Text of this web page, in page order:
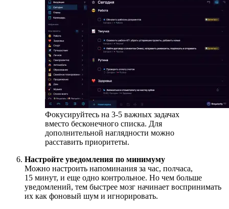
Фокусируйтесь на 3-5 важных задачах
вместо бесконечного списка. Для
дополнительной наглядности можно
расставить приоритеты.
Настройте уведомления по минимуму
Можно настроить напоминания за час, полчаса,
15 минут, и еще одно контрольное. Но чем больше
уведомлений, тем быстрее мозг начинает воспринимать
их как фоновый шум и игнорировать.